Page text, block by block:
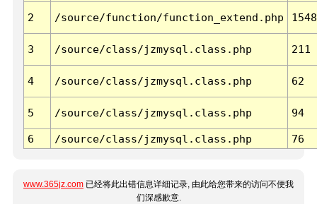
2 /source/function/function_extend.php 1548
3 /source/class/jzmysql.class.php 211
4 /source/class/jzmysql.class.php 62
5 /source/class/jzmysql.class.php 94
6 /source/class/jzmysql.class.php 76
www.365jz.com 已经将此出错信息详细记录, 由此给您带来的访问不便我
们深感歉意.